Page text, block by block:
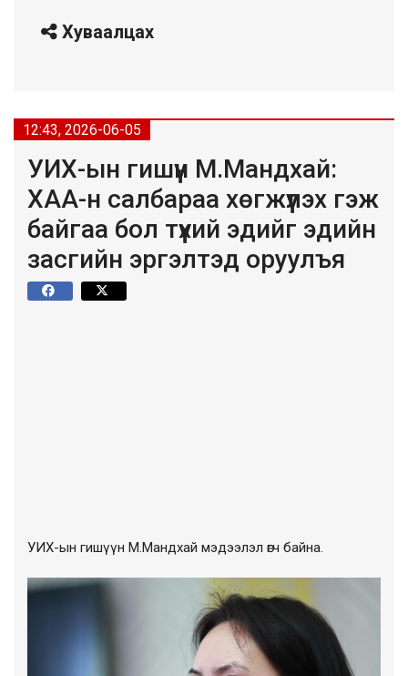
Хуваалцах
12:43, 2026-06-05
УИХ-ын гишүүн М.Мандхай:
ХАА-н салбараа хөгжүүлэх гэж
байгаа бол түүхий эдийг эдийн
засгийн эргэлтэд оруулъя
УИХ-ын гишүүн М.Мандхай мэдээлэл өгч байна.